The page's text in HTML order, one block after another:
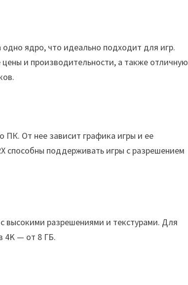
ядро, что идеально подходит для игр.
и производительности, а также отличную
От нее зависит графика игры и ее
способны поддерживать игры с разрешением
высокими разрешениями и текстурами. Для
4K — от 8 ГБ.